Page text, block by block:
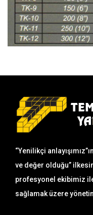
“Yenilikçi
ve değer olduğu”
profesyonel ekibimiz
sağlamak üzere